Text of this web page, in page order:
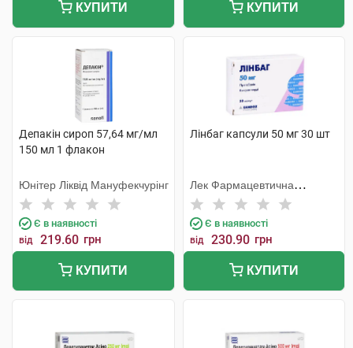
КУПИТИ КУПИТИ
Депакін сироп 57,64 мг/мл
150 мл 1 флакон
Юнітер Ліквід Мануфекчурінг
Є в наявності
від 219.60 грн
КУПИТИ
Лінбаг капсули 50 мг 30 шт
Лек Фармацевтична
компанія
Є в наявності
від 230.90 грн
КУПИТИ